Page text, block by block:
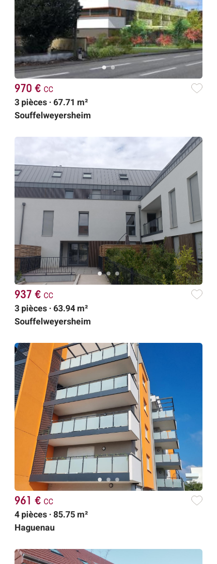
970 € cc
3 pièces · 67.71 m²
Souffelweyersheim
937 € cc
3 pièces · 63.94 m²
Souffelweyersheim
961 € cc
4 pièces · 85.75 m²
Haguenau